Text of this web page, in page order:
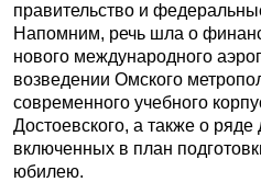
правительство и
Напомним, речь шла о
нового международного
возведении Омского
современного учебного
Достоевского, а также о ряде
включенных в план
юбилею.